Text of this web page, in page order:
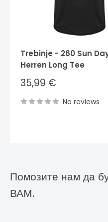
Trebinje - 260 Sun
Herren Long Tee
Sale
price
35,99 €
No reviews
Помозите нам да
ВАМ.